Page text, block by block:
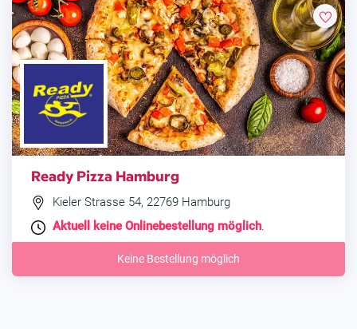
Ready Pizza Hamburg
Kieler Strasse 54, 22769 Hamburg
Aktuell keine Onlinebestellung möglich.
Keine Bestellung möglich